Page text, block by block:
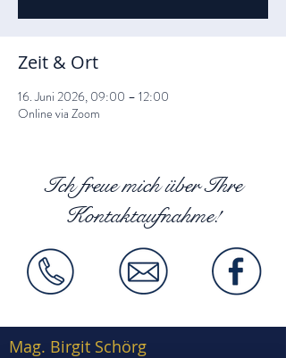
Zeit & Ort
16. Juni 2026, 09:00 – 12:00
Online via Zoom
Ich freue mich über Ihre
Kontaktaufnahme!
Mag. Birgit Schörg